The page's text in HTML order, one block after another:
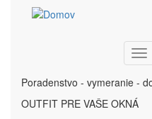
Poradenstvo - vymeranie -
OUTFIT PRE VAŠE OKNÁ